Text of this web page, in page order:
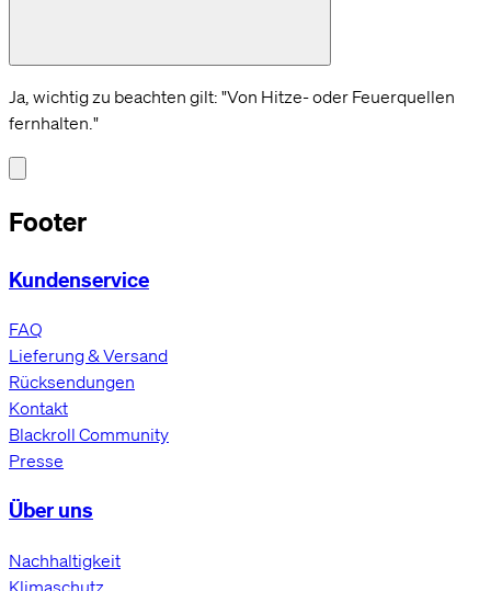
Ja, wichtig zu beachten gilt: "Von Hitze- oder Feuerquellen
fernhalten."
Footer
Kundenservice
FAQ
Lieferung & Versand
Rücksendungen
Kontakt
Blackroll Community
Presse
Über uns
Nachhaltigkeit
Klimaschutz